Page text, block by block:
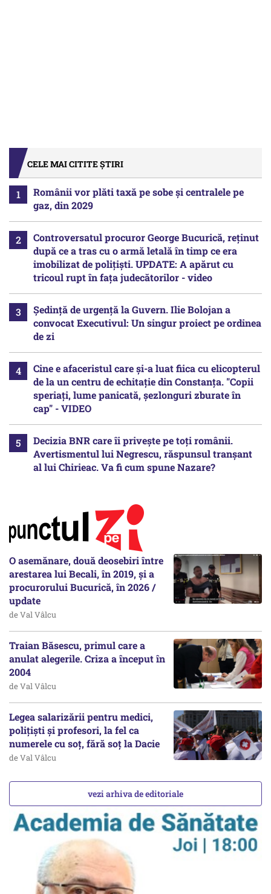
CELE MAI CITITE ȘTIRI
Românii vor plăti taxă pe sobe şi centralele pe
gaz, din 2029
Controversatul procuror George Bucurică, reținut
după ce a tras cu o armă letală în timp ce era
imobilizat de polițiști. UPDATE: A apărut cu
tricoul rupt în fața judecătorilor - video
Ședință de urgență la Guvern. Ilie Bolojan a
convocat Executivul: Un singur proiect pe ordinea
de zi
Cine e afaceristul care și-a luat fiica cu elicopterul
de la un centru de echitație din Constanța. "Copii
speriați, lume panicată, șezlonguri zburate în
cap" - VIDEO
Decizia BNR care îi privește pe toți românii.
Avertismentul lui Negrescu, răspunsul tranșant
al lui Chirieac. Va fi cum spune Nazare?
O asemănare, două deosebiri între
arestarea lui Becali, în 2019, și a
procurorului Bucurică, în 2026 /
update
de Val Vâlcu
Traian Băsescu, primul care a
anulat alegerile. Criza a început în
2004
de Val Vâlcu
Legea salarizării pentru medici,
polițiști și profesori, la fel ca
numerele cu soț, fără soț la Dacie
de Val Vâlcu
vezi arhiva de editoriale